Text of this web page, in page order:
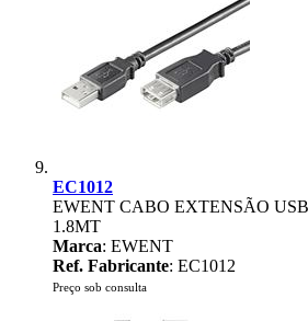
EC1012
EWENT CABO EXTENSÃO
1.8MT
Marca: EWENT
Ref. Fabricante: EC1012
Preço sob consulta